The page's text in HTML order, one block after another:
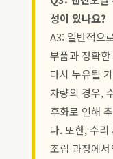
성이 있나요?
A3: 일반적으
부품과 정확
다시 누유될
차량의 경우,
후화로 인해
다. 또한, 수리
조립 과정에